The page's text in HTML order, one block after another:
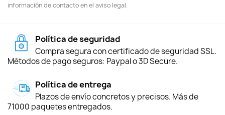
información de contacto en el aviso legal.
Política de seguridad
Compra segura con certificado de seguridad SSL.
Métodos de pago seguros: Paypal o 3D Secure.
Política de entrega
Plazos de envío concretos y precisos. Más de
71000 paquetes entregados.